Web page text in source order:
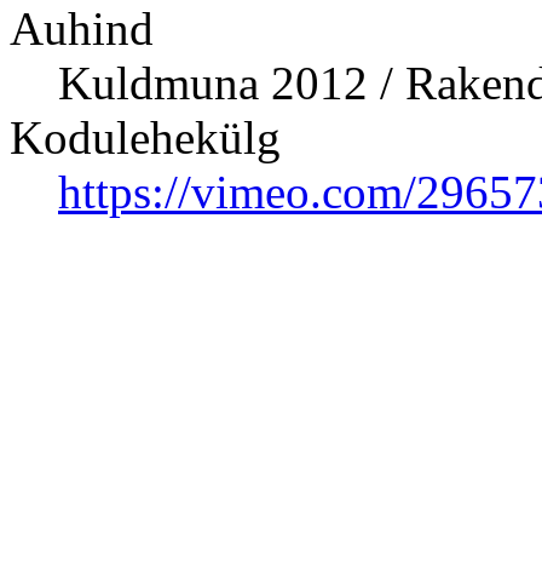
Auhind
Kuldmuna 2012 /
Kodulehekülg
https://vimeo.com/